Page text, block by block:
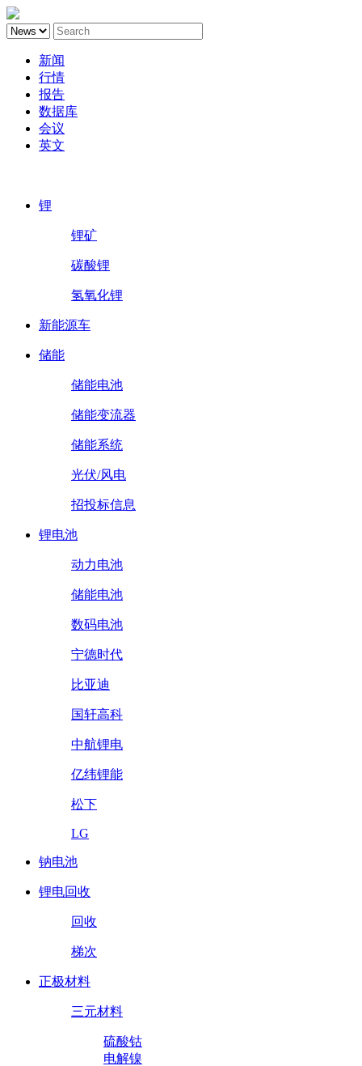
新闻
行情
报告
数据库
会议
英文
锂
锂矿
碳酸锂
氢氧化锂
新能源车
储能
储能电池
储能变流器
储能系统
光伏/风电
招投标信息
锂电池
动力电池
储能电池
数码电池
宁德时代
比亚迪
国轩高科
中航锂电
亿纬锂能
松下
LG
钠电池
锂电回收
回收
梯次
正极材料
三元材料
硫酸钴
电解镍